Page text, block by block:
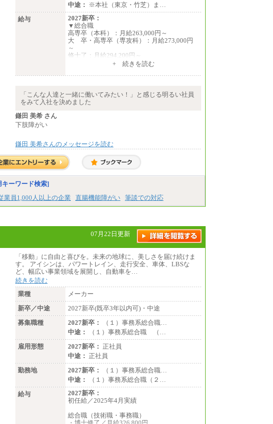
中途：
※本社（東京・竹芝）ま…
給与
2027新卒：
▼総合職
高専卒（本科）：月給263,000円～
大 卒・高専卒（専攻科）：月給273,000円
～
修士了：月給294,200円～
博士了：月給304,800円～
※卓越した能力、高度な技術や実績をお持ち
揮できると認められる場合は、 上記の給与に
関わらず個別設定することがあります
※営業職に支給するインセンティブは除く
※試用期間中も給与に変更はございません
中途：
基本月給／20万5000円以上(正社員・準社
※経験、能力を考慮の上、当社規定によ
り優遇いたします
+ 続きを読む
「こんな人達と一緒に働いてみたい！」と感じる明るい社員
をみて入社を決めました
鎌田 美希 さん
下肢障がい
鎌田 美希さんのメッセージを読む
キーワード検索]
業員1,000人以上の企業 直腸機能障がい 筆談での対応
07月22日更新
「移動」に自由と喜びを。未来の地球に、美しさを届け続けま
す。 アイシンは、パワートレイン、走行安全、車体、LBSな
ど、幅広い事業領域を展開し、自動車を…
続きを読む
業種
メーカー
新卒／中途
2027新卒(既卒3年以内可)・中途
募集職種
2027新卒：
（１）事務系総合職…
中途：
（１）事務系総合職 （…
雇用形態
2027新卒： 正社員
中途： 正社員
勤務地
2027新卒：
（１）事務系総合職…
中途：
（１）事務系総合職（２…
給与
2027新卒：
初任給／2025年4月実績
総合職（技術職・事務職）